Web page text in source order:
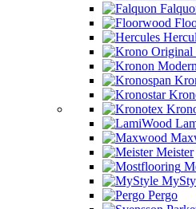
Meister
Pergo